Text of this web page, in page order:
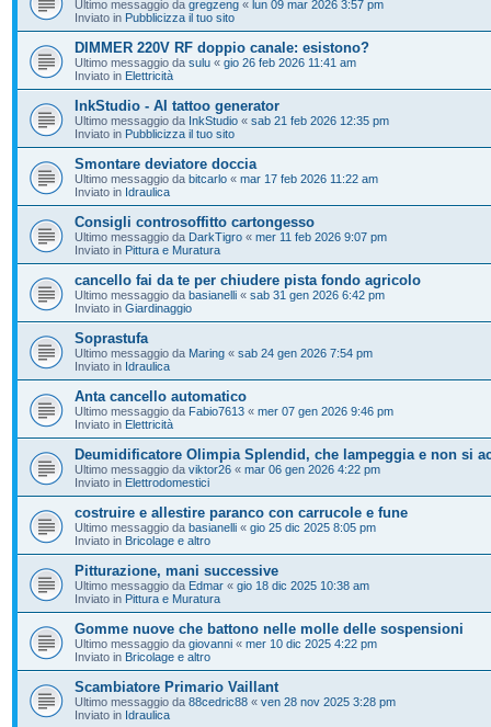
Ultimo messaggio da gregzeng « lun 09 mar 2026 3:57 pm
Inviato in Pubblicizza il tuo sito
DIMMER 220V RF doppio canale: esistono?
Ultimo messaggio da sulu « gio 26 feb 2026 11:41 am
Inviato in Elettricità
InkStudio - AI tattoo generator
Ultimo messaggio da InkStudio « sab 21 feb 2026 12:35 pm
Inviato in Pubblicizza il tuo sito
Smontare deviatore doccia
Ultimo messaggio da bitcarlo « mar 17 feb 2026 11:22 am
Inviato in Idraulica
Consigli controsoffitto cartongesso
Ultimo messaggio da DarkTigro « mer 11 feb 2026 9:07 pm
Inviato in Pittura e Muratura
cancello fai da te per chiudere pista fondo agricolo
Ultimo messaggio da basianelli « sab 31 gen 2026 6:42 pm
Inviato in Giardinaggio
Soprastufa
Ultimo messaggio da Maring « sab 24 gen 2026 7:54 pm
Inviato in Idraulica
Anta cancello automatico
Ultimo messaggio da Fabio7613 « mer 07 gen 2026 9:46 pm
Inviato in Elettricità
Deumidificatore Olimpia Splendid, che lampeggia e non si
Ultimo messaggio da viktor26 « mar 06 gen 2026 4:22 pm
Inviato in Elettrodomestici
costruire e allestire paranco con carrucole e fune
Ultimo messaggio da basianelli « gio 25 dic 2025 8:05 pm
Inviato in Bricolage e altro
Pitturazione, mani successive
Ultimo messaggio da Edmar « gio 18 dic 2025 10:38 am
Inviato in Pittura e Muratura
Gomme nuove che battono nelle molle delle sospensioni
Ultimo messaggio da giovanni « mer 10 dic 2025 4:22 pm
Inviato in Bricolage e altro
Scambiatore Primario Vaillant
Ultimo messaggio da 88cedric88 « ven 28 nov 2025 3:28 pm
Inviato in Idraulica